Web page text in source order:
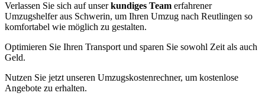
Verlassen Sie sich auf unserkundiges Team erfahrener
Umzugshelfer aus Schwerin, um Ihren Umzug nach Reutlingen so
komfortabel wie möglich zu gestalten.
Optimieren Sie Ihren Transport und sparen Sie sowohl Zeit als auch
Geld.
Nutzen Sie jetzt unseren Umzugskostenrechner, um kostenlose
Angebote zu erhalten.